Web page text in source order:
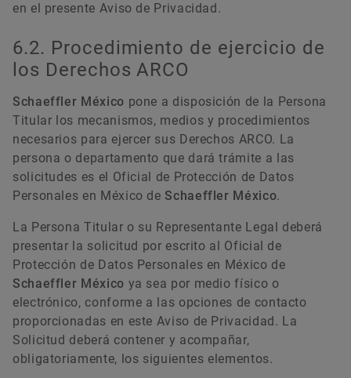
en el presente Aviso de Privacidad.
6.2. Procedimiento de ejercicio de
los Derechos ARCO
Schaeffler México pone a disposición de la Persona
Titular los mecanismos, medios y procedimientos
necesarios para ejercer sus Derechos ARCO. La
persona o departamento que dará trámite a las
solicitudes es el Oficial de Protección de Datos
Personales en México de Schaeffler México.
La Persona Titular o su Representante Legal deberá
presentar la solicitud por escrito al Oficial de
Protección de Datos Personales en México de
Schaeffler México ya sea por medio físico o
electrónico, conforme a las opciones de contacto
proporcionadas en este Aviso de Privacidad. La
Solicitud deberá contener y acompañar,
obligatoriamente, los siguientes elementos.